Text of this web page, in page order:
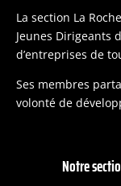
La section La
Jeunes Dirigeants
d’entreprises de
Ses membres
volonté de
Notre